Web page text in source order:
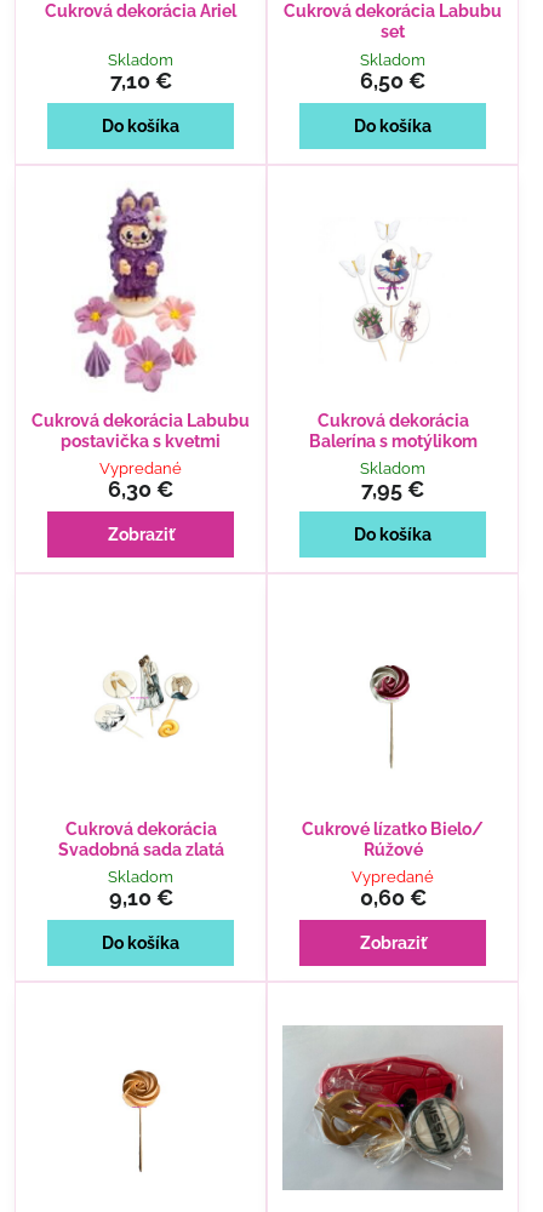
Cukrová dekorácia Ariel
Skladom
7,10 €
Do košíka
Cukrová dekorácia Labubu
set
Skladom
6,50 €
Do košíka
Cukrová dekorácia Labubu
postavička s kvetmi
Vypredané
6,30 €
Zobraziť
Cukrová dekorácia
Balerína s motýlikom
Skladom
7,95 €
Do košíka
Cukrová dekorácia
Svadobná sada zlatá
Skladom
9,10 €
Do košíka
Cukrové lízatko Bielo/
Rúžové
Vypredané
0,60 €
Zobraziť